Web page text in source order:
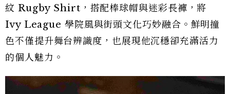
紋 Rugby Shirt，搭配棒球帽與迷彩長褲，將
Ivy League 學院風與街頭文化巧妙融合。鮮明撞
色不僅提升舞台辨識度，也展現他沉穩卻充滿活力
的個人魅力。